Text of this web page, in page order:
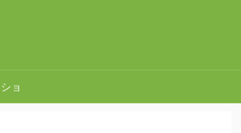
ョ